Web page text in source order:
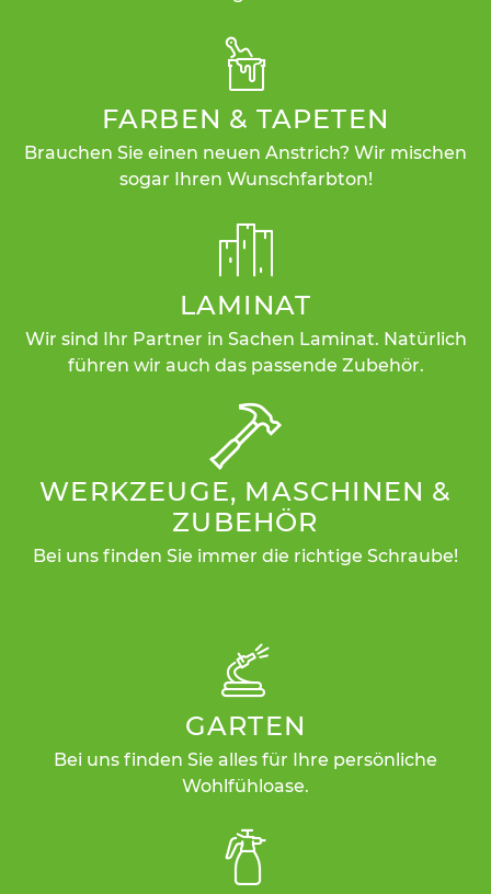
FARBEN & TAPETEN
Brauchen Sie einen neuen Anstrich? Wir mischen
sogar Ihren Wunschfarbton!
LAMINAT
Wir sind Ihr Partner in Sachen Laminat. Natürlich
führen wir auch das passende Zubehör.
WERKZEUGE, MASCHINEN &
ZUBEHÖR
Bei uns finden Sie immer die richtige Schraube!
GARTEN
Bei uns finden Sie alles für Ihre persönliche
Wohlfühloase.